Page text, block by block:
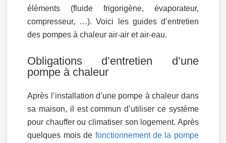
éléments (fluide frigorigène, évaporateur,
compresseur, …). Voici les guides d’entretien
des pompes à chaleur air-air et air-eau.
Obligations d’entretien d’une
pompe à chaleur
Après l’installation d’une pompe à chaleur dans
sa maison, il est commun d’utiliser ce système
pour chauffer ou climatiser son logement. Après
quelques mois de fonctionnement de la pompe